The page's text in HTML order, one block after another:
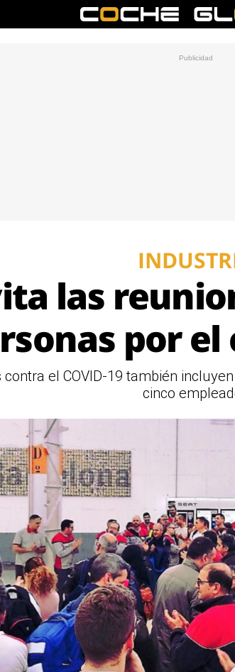
las
por
el COVID-19 también
cinco